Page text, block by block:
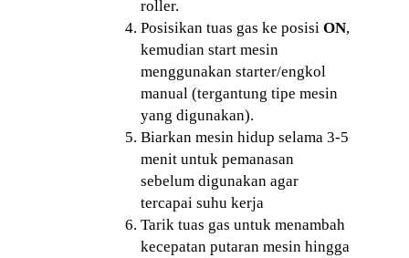
roller.
Posisikan tuas gas ke posisi ON,
kemudian start mesin
menggunakan starter/engkol
manual (tergantung tipe mesin
yang digunakan).
Biarkan mesin hidup selama 3-5
menit untuk pemanasan
sebelum digunakan agar
tercapai suhu kerja
Tarik tuas gas untuk menambah
kecepatan putaran mesin hingga